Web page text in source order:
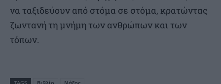
να ταξιδεύουν από στόμα σε στόμα, κρατώντας
ζωντανή τη μνήμη των ανθρώπων και των
τόπων.